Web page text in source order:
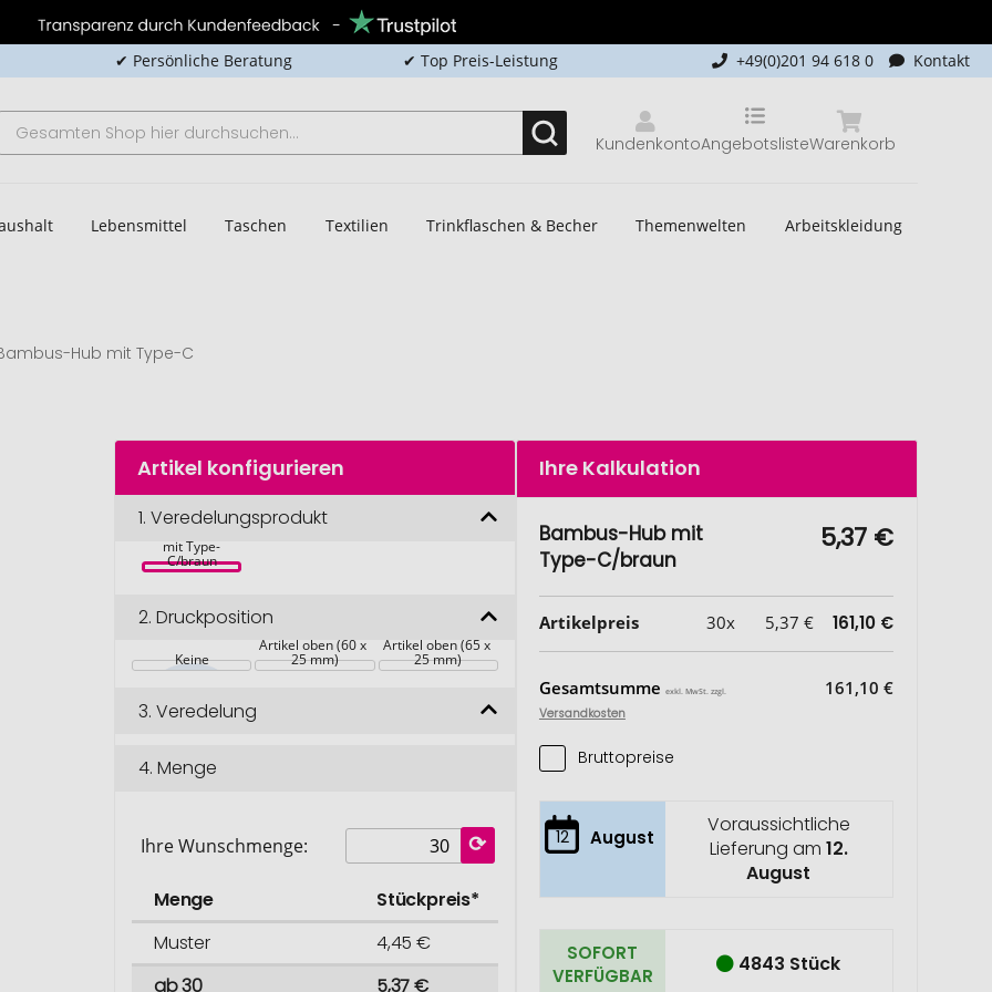
✔ Persönliche Beratung ✔ Top Preis-Leistung +49(0)201 94 618 0 Kontakt
Kundenkonto Warenkorb
Angebotsliste
Lebensmittel Taschen Textilien Trinkflaschen & Becher Themenwelten Arbeitskleidung
Hub mit Type-C
Artikel konfigurieren
1.Veredelungsprodukt
mit Type-
C/braun
2.Druckposition
Keine
Artikel oben (60 x
25 mm)
Artikel oben (65 x
25 mm)
3.Veredelung
4.Menge
Ihre Wunschmenge:
Menge
Stückpreis*
Muster
4,45 €
ab 30
5,37 €
Ihre Kalkulation
Bambus-Hub mit
Type-C/braun
5,37 €
Artikelpreis 30x 5,37 € 161,10 €
Gesamtsumme exkl. MwSt. zzgl.
Versandkosten
161,10 €
Bruttopreise
12 August
Voraussichtliche
Lieferung am 12.
August
SOFORT
VERFÜGBAR
4843 Stück